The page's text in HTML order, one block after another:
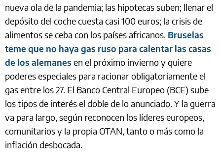
nueva ola de la pandemia; las hipotecas suben; llenar el
depósito del coche cuesta casi 100 euros; la crisis de
alimentos se ceba con los países africanos. Bruselas
teme que no haya gas ruso para calentar las casas
de los alemanes en el próximo invierno y quiere
poderes especiales para racionar obligatoriamente el
gas entre los 27. El Banco Central Europeo (BCE) sube
los tipos de interés el doble de lo anunciado. Y la guerra
va para largo, según reconocen los líderes europeos,
comunitarios y la propia OTAN, tanto o más como la
inflación desbocada.